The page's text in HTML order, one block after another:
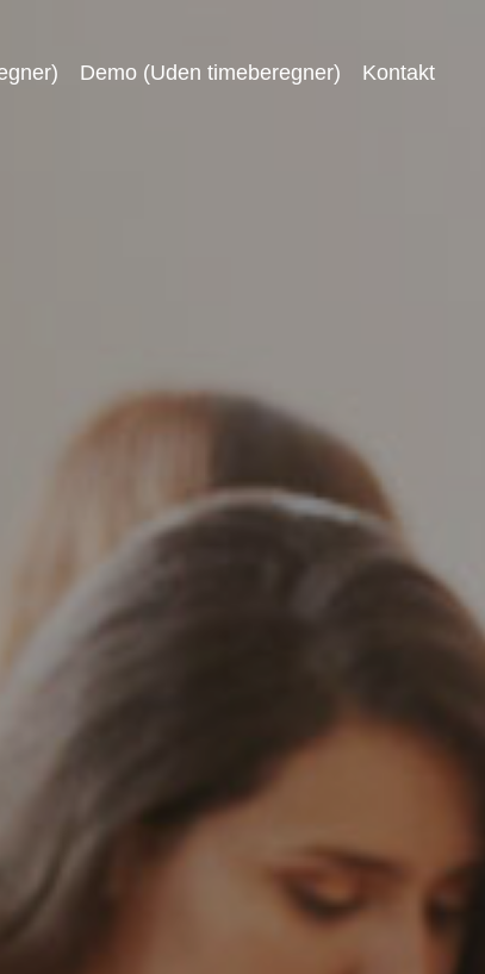
Demo (Uden timeberegner) Kontakt